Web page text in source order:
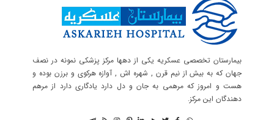
بیمارستان تخصصی عسکریه یکی از دهها مرکز پزشکی نمونه در نصف
جهان که به بیش از نیم قرن , شهره اش , آوازه هرکوی و برزن بوده و
هست و امروز که مرهمی به جان و دل دارد یادگاری دارد از مرهم
دهندگان این مرکز.